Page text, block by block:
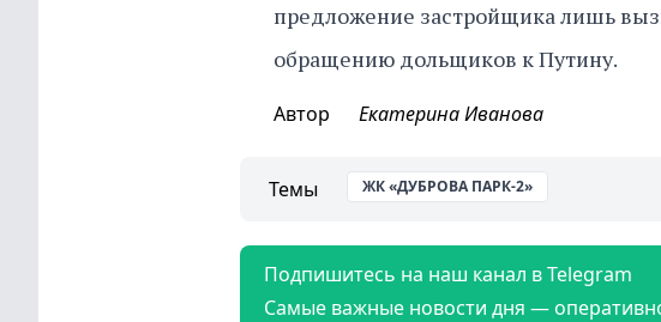
предложение застройщика лишь
обращению дольщиков к Путину.
Автор Екатерина Иванова
Темы ЖК «ДУБРОВА ПАРК-2»
Подпишитесь на наш канал в Telegram
Самые важные новости дня —